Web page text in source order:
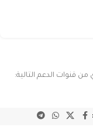
قنوات الدعم التالية: